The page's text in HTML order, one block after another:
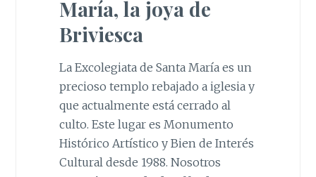
María, la joya de
Briviesca
La Excolegiata de Santa María es un
precioso templo rebajado a iglesia y
que actualmente está cerrado al
culto. Este lugar es Monumento
Histórico Artístico y Bien de Interés
Cultural desde 1988. Nosotros